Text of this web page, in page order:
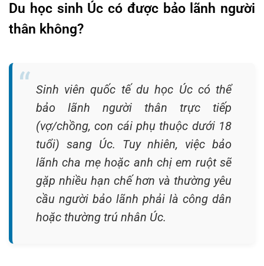
Du học sinh Úc có được bảo lãnh người
thân không?
Sinh viên quốc tế du học Úc có thể
bảo lãnh người thân trực tiếp
(vợ/chồng, con cái phụ thuộc dưới 18
tuổi) sang Úc. Tuy nhiên, việc bảo
lãnh cha mẹ hoặc anh chị em ruột sẽ
gặp nhiều hạn chế hơn và thường yêu
cầu người bảo lãnh phải là công dân
hoặc thường trú nhân Úc.